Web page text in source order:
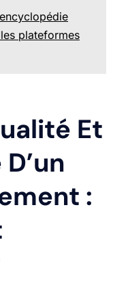
plateformes
Et
: